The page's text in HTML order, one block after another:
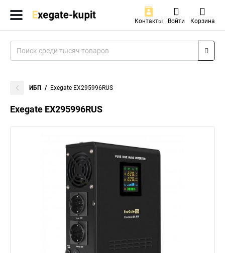
Контакты Войти Корзина
ИБП Exegate EX295996RUS
Exegate EX295996RUS